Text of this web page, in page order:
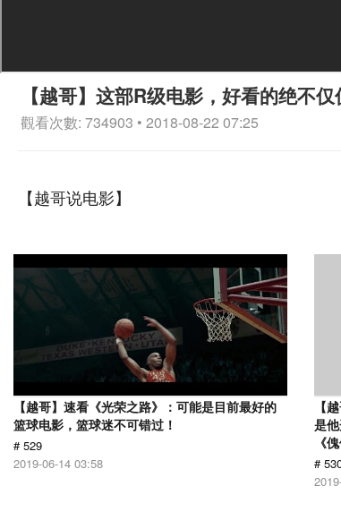
【越哥】这部R级电影，好看的绝不
觀看次數: 734903 • 2018-08-22 07:25
【越哥说电影】
【越哥】速看《光荣之路》：可能是目前最好的
篮球电影，篮球迷不可错过！
# 529
2019-06-14 03:58
【
是
《
#